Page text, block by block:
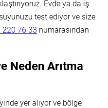
Evde ya da iş
test ediyor ve size
220 76 33 numarasından
Neden Arıtma
yer alıyor ve bölge